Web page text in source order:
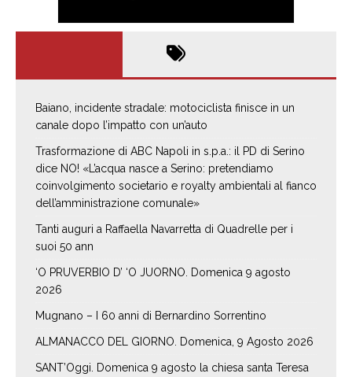
Baiano, incidente stradale: motociclista finisce in un
canale dopo l’impatto con un’auto
Trasformazione di ABC Napoli in s.p.a.: il PD di Serino
dice NO! «L’acqua nasce a Serino: pretendiamo
coinvolgimento societario e royalty ambientali al fianco
dell’amministrazione comunale»
Tanti auguri a Raffaella Navarretta di Quadrelle per i
suoi 50 ann
‘O PRUVERBIO D’ ‘O JUORNO. Domenica 9 agosto
2026
Mugnano – I 60 anni di Bernardino Sorrentino
ALMANACCO DEL GIORNO. Domenica, 9 Agosto 2026
SANT’Oggi. Domenica 9 agosto la chiesa santa Teresa